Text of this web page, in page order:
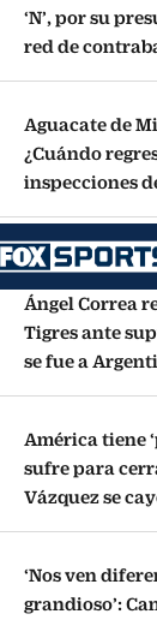
‘N’, por su
red de
Aguacate de
¿Cuándo
inspecciones
Ángel Correa
Tigres ante
se fue a
América tiene
sufre para
Vázquez se
‘Nos ven
grandioso’: